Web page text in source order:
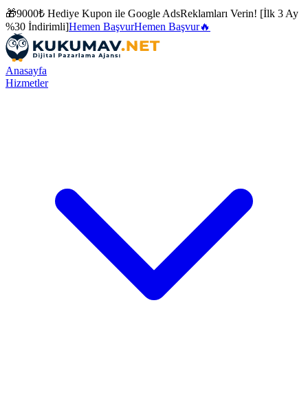
🎁9000₺ Hediye Kupon ile Google AdsReklamları Verin! [İlk 3 Ay
%30 İndirimli]Hemen BaşvurHemen Başvur🔥
Anasayfa
Hizmetler